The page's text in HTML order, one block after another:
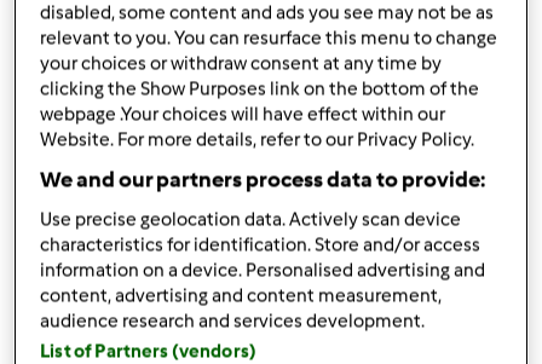
Ingredienti
grammiprezzemolo,
fresco e lavato
1uovo sodo
100grammiolio extra vergine d'oliva
3filettid'acciuga
30grammipane raffermo bagnato con aceto
10grammidi sale
disabled, some content and ads you see may not be as
relevant to you. You can resurface this menu to change
your choices or withdraw consent at any time by
clicking the Show Purposes link on the bottom of the
webpage .Your choices will have effect within our
Website. For more details, refer to our Privacy Policy.
We and our partners process data to provide:
Use precise geolocation data. Actively scan device
characteristics for identification. Store and/or access
information on a device. Personalised advertising and
content, advertising and content measurement,
audience research and services development.
List of Partners (vendors)